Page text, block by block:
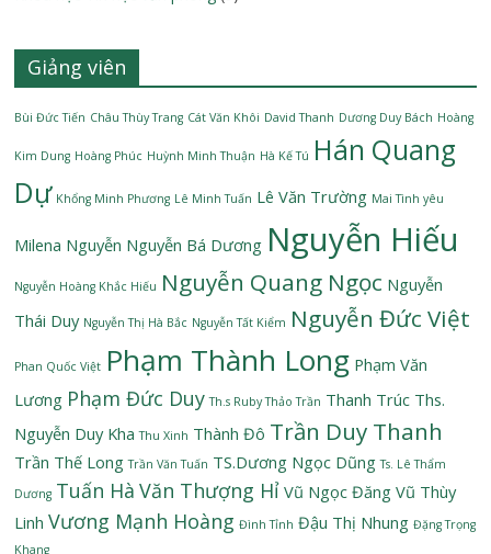
Giảng viên
Bùi Đức Tiến Châu Thùy Trang Cát Văn Khôi David Thanh Dương Duy Bách Hoàng
Kim Dung Hoàng Phúc Huỳnh Minh Thuận Hà Kế Tú Hán Quang
Dự Khổng Minh Phương Lê Minh Tuấn Lê Văn Trường Mai Tình yêu
Milena Nguyễn Nguyễn Bá Dương Nguyễn Hiếu
Nguyễn Hoàng Khắc Hiếu Nguyễn Quang Ngọc Nguyễn
Thái Duy Nguyễn Thị Hà Bắc Nguyễn Tất Kiểm Nguyễn Đức Việt
Phan Quốc Việt Phạm Thành Long Phạm Văn
Lương Phạm Đức Duy Th.s Ruby Thảo Trần Thanh Trúc Ths.
Nguyễn Duy Kha Thu Xinh Thành Đô Trần Duy Thanh
Trần Thế Long Trần Văn Tuấn TS.Dương Ngọc Dũng Ts. Lê Thẩm
Dương Tuấn Hà Văn Thượng Hỉ Vũ Ngọc Đăng Vũ Thùy
Linh Vương Mạnh Hoàng Đình Tỉnh Đậu Thị Nhung Đặng Trọng
Khang